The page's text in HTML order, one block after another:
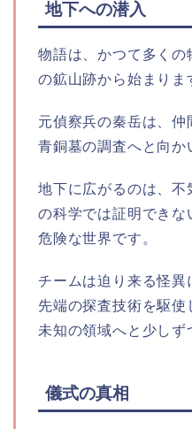
地下への潜入
物語は、かつて多くの
の鉱山跡から始まりま
元偵察兵の秦岳は、仲
青銅墓の調査へと向か
地下に広がるのは、
の科学では証明できな
危険な世界です。
チームは迫り来る怪異
先端の探査技術を駆使
未知の領域へと少しず
儀式の真相